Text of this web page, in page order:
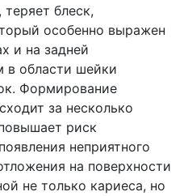
блеск,
особенно выражен
и на задней
в области шейки
Формирование
за несколько
риск
неприятного
на поверхности
не только кариеса, но